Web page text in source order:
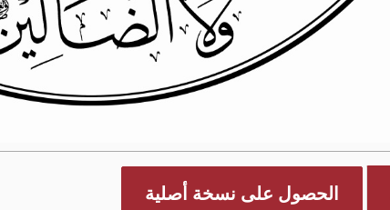
الحصول على نسخة أصلية